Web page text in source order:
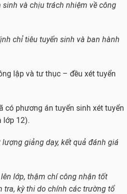
và chịu trách nhiệm về công
chỉ tiêu tuyển sinh và ban hành
lập và tư thục – đều xét tuyển
có phương án tuyển sinh xét tuyển
lớp 12).
giảng dạy, kết quả đánh giá
lớp, thậm chí công nhận tốt
tra, kỳ thi do chính các trường tổ